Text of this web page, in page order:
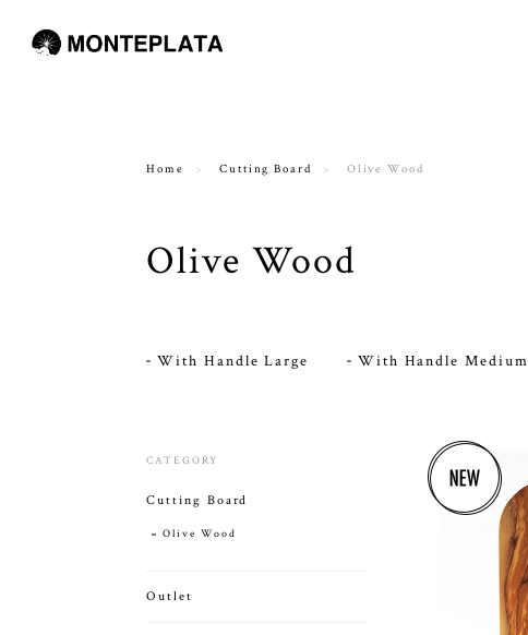
Home Cutting Board Olive Wood
Olive Wood
With Handle Large With Handle Medium
CATEGORY
Cutting Board
Olive Wood
Outlet